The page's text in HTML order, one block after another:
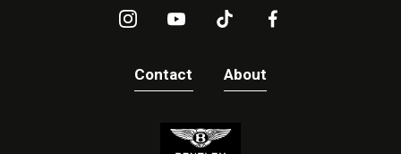
Contact About